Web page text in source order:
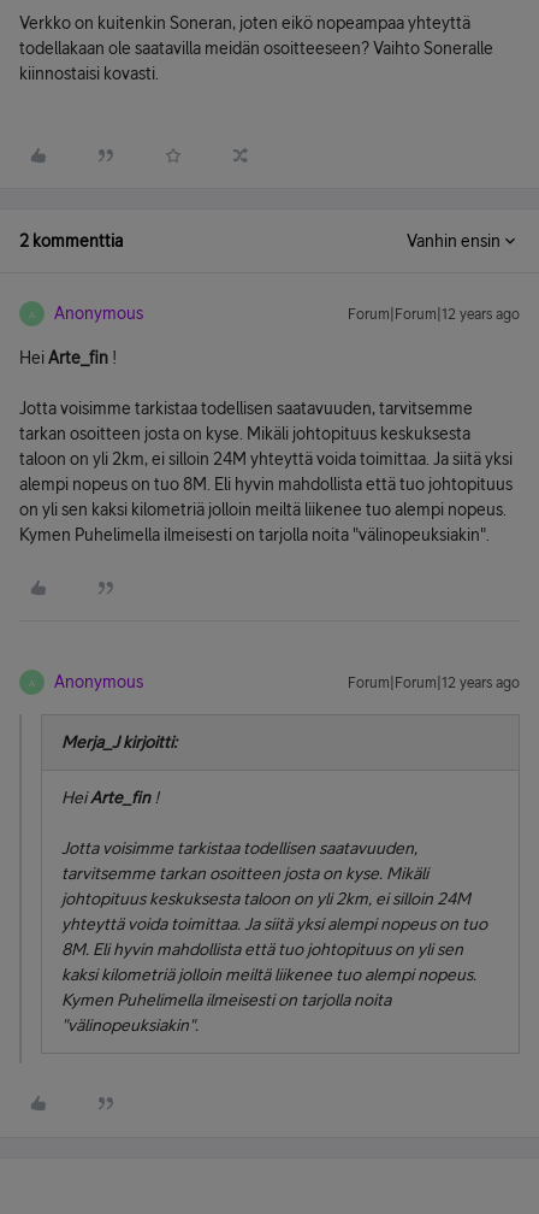
Verkko on kuitenkin Soneran, joten eikö nopeampaa yhteyttä
todellakaan ole saatavilla meidän osoitteeseen? Vaihto Soneralle
kiinnostaisi kovasti.
2 kommenttia Vanhin ensin
A Anonymous Forum|Forum|12 years ago
HeiArte_fin !
Jotta voisimme tarkistaa todellisen saatavuuden, tarvitsemme
tarkan osoitteen josta on kyse. Mikäli johtopituus keskuksesta
taloon on yli 2km, ei silloin 24M yhteyttä voida toimittaa. Ja siitä yksi
alempi nopeus on tuo 8M. Eli hyvin mahdollista että tuo johtopituus
on yli sen kaksi kilometriä jolloin meiltä liikenee tuo alempi nopeus.
Kymen Puhelimella ilmeisesti on tarjolla noita "välinopeuksiakin".
A Anonymous Forum|Forum|12 years ago
Merja_J kirjoitti:
HeiArte_fin !
Jotta voisimme tarkistaa todellisen saatavuuden,
tarvitsemme tarkan osoitteen josta on kyse. Mikäli
johtopituus keskuksesta taloon on yli 2km, ei silloin 24M
yhteyttä voida toimittaa. Ja siitä yksi alempi nopeus on tuo
8M. Eli hyvin mahdollista että tuo johtopituus on yli sen
kaksi kilometriä jolloin meiltä liikenee tuo alempi nopeus.
Kymen Puhelimella ilmeisesti on tarjolla noita
"välinopeuksiakin".